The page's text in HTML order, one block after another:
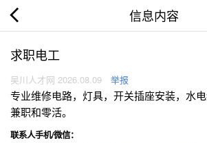
信息内容
求职电工
吴川人才网 2026.08.09 举报
专业维修电路，灯具，开关插座安装，水电
兼职和零活。
联系人手机/微信：